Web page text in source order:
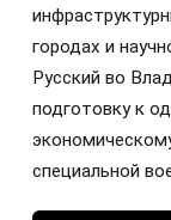
городах и
Русский во
подготовку к
специальной